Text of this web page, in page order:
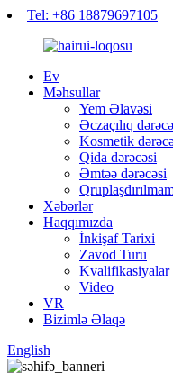
Tel: +86 18879697105
Ev
Məhsullar
Yem Əlavəsi
Əczaçılıq
Kosmetik
Qida dərəcəsi
Əmtəə dərəcəsi
Xəbərlər
Haqqımızda
İnkişaf Tarixi
Zavod Turu
Kvalifikasiyalar
Video
VR
Bizimlə Əlaqə
English